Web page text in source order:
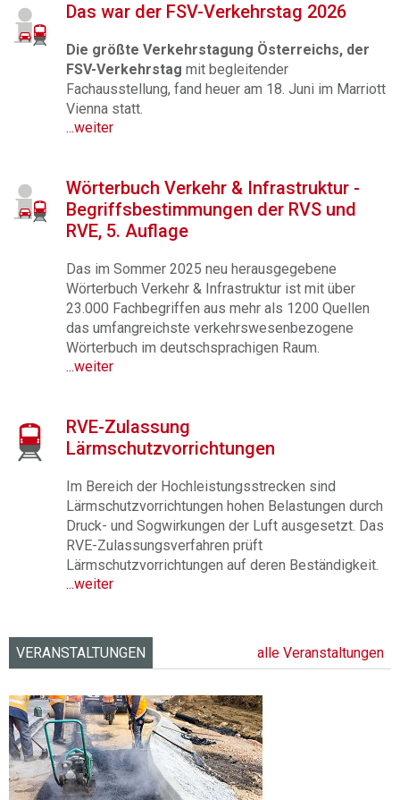
Das war der FSV-Verkehrstag 2026
Die größte Verkehrstagung Österreichs, der
FSV-Verkehrstag mit begleitender
Fachausstellung, fand heuer am 18. Juni im Marriott
Vienna statt.
...weiter
Wörterbuch Verkehr & Infrastruktur -
Begriffsbestimmungen der RVS und
RVE, 5. Auflage
Das im Sommer 2025 neu herausgegebene
Wörterbuch Verkehr & Infrastruktur ist mit über
23.000 Fachbegriffen aus mehr als 1200 Quellen
das umfangreichste verkehrswesenbezogene
Wörterbuch im deutschsprachigen Raum.
...weiter
RVE-Zulassung
Lärmschutzvorrichtungen
Im Bereich der Hochleistungsstrecken sind
Lärmschutzvorrichtungen hohen Belastungen durch
Druck- und Sogwirkungen der Luft ausgesetzt. Das
RVE-Zulassungsverfahren prüft
Lärmschutzvorrichtungen auf deren Beständigkeit.
...weiter
VERANSTALTUNGEN alle Veranstaltungen